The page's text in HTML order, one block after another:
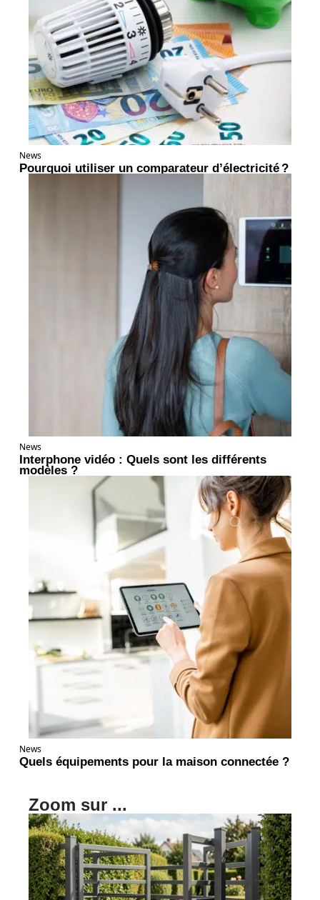
News
Pourquoi utiliser un comparateur d’électricité ?
News
Interphone vidéo : Quels sont les différents
modèles ?
News
Quels équipements pour la maison connectée ?
Zoom sur ...